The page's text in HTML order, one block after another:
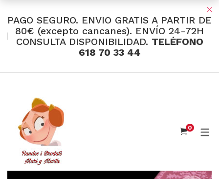
TIENDA Y OFERTAS
Santos Textil
Eusebio Sánchez
Flor de Azahar
Medias
PAGO SEGURO. ENVIO GRATIS A PARTIR DE
80€ (excepto cancanes). ENVÍO 24-72H
CONSULTA DISPONIBILIDAD. TELÉFONO
618 70 33 44
0